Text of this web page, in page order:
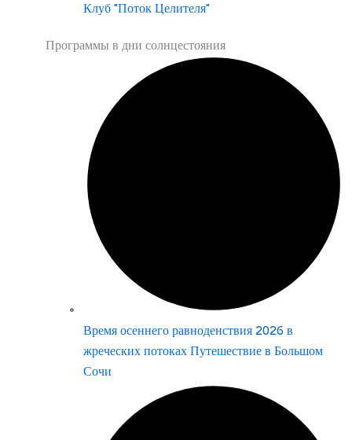
Клуб "Поток Целителя"
Программы в дни солнцестояния
Время осеннего равноденствия 2026 в
жреческих потоках Путешествие в Большом
Сочи